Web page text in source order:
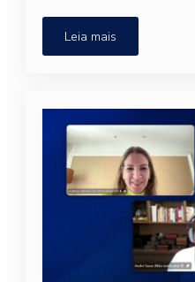
Leia mais